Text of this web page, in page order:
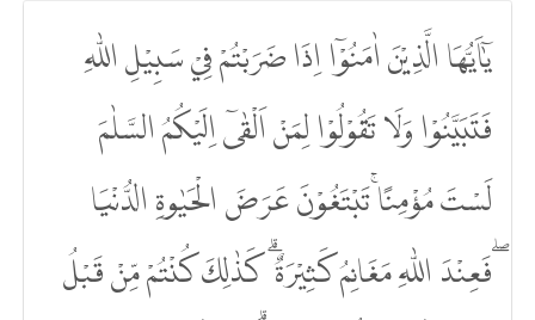
يٰٓاَيُّهَا الَّذِيْنَ اٰمَنُوْٓا اِذَا ضَرَبْتُمْ فِيْ سَبِيْلِ اللّٰهِ
فَتَبَيَّنُوْا وَلَا تَقُوْلُوْا لِمَنْ اَلْقٰىٓ اِلَيْكُمُ السَّلٰمَ
لَسْتَ مُؤْمِنًاۚ تَبْتَغُوْنَ عَرَضَ الْحَيٰوةِ الدُّنْيَا
ۖفَعِنْدَ اللّٰهِ مَغَانِمُ كَثِيْرَةٌ ۗ كَذٰلِكَ كُنْتُمْ مِّنْ قَبْلُ